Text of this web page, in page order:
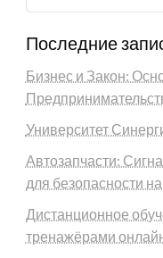
Последние
Бизнес и Закон:
Университет
Автозапчасти:
для безопасности
Дистанционное
тренажёрами